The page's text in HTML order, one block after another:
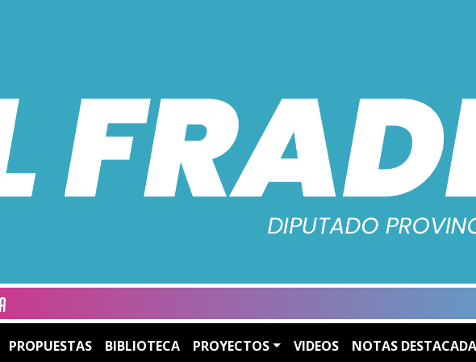
PROPUESTAS BIBLIOTECA PROYECTOS VIDEOS NOTAS